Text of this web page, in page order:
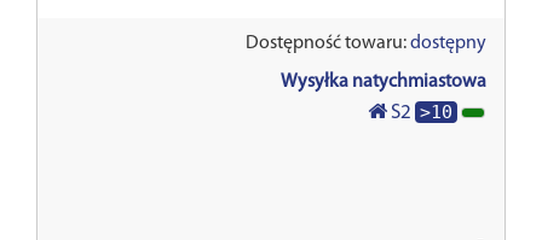
Dostępność towaru:dostępny
Wysyłka natychmiastowa
S2 >10